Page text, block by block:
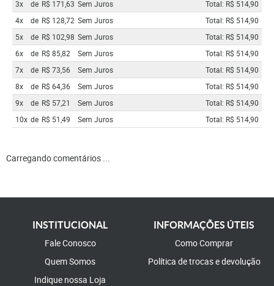
3x
de R$ 171,63 Sem Juros
Total: R$ 514,90
4x
de R$ 128,72 Sem Juros
Total: R$ 514,90
5x
de R$ 102,98 Sem Juros
Total: R$ 514,90
6x
de R$ 85,82 Sem Juros
Total: R$ 514,90
7x
de R$ 73,56 Sem Juros
Total: R$ 514,90
8x
de R$ 64,36 Sem Juros
Total: R$ 514,90
9x
de R$ 57,21 Sem Juros
Total: R$ 514,90
10x de R$ 51,49 Sem Juros Total: R$ 514,90
Carregando comentários ...
INSTITUCIONAL
Fale Conosco
Quem Somos
Indique nossa Loja
INFORMAÇÕES ÚTEIS
Como Comprar
Política de trocas e devolução